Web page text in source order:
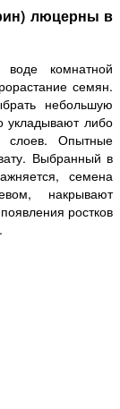
люцерны в
комнатной
семян.
небольшую
либо
слоев. Опытные
Выбранный в
семена
накрывают
ростков